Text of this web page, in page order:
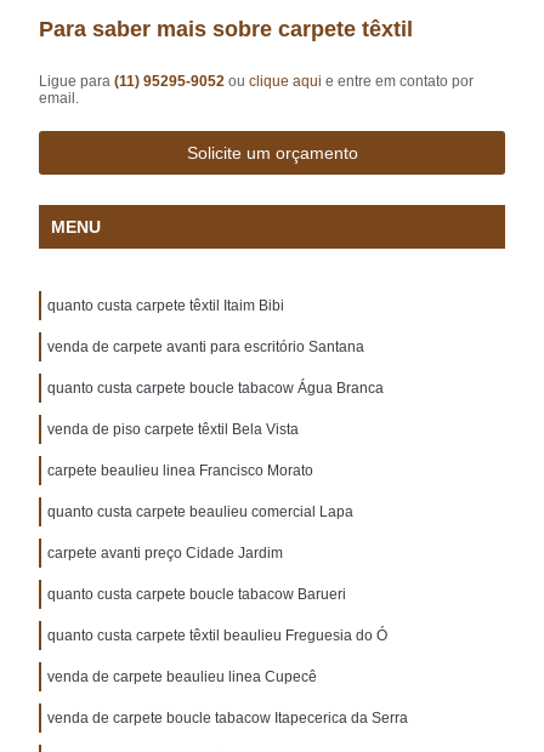
Para saber mais sobre carpete têxtil
Ligue para(11) 95295-9052ouclique aqui e entre em contato por
email.
Solicite um orçamento
MENU
quanto custa carpete têxtil Itaim Bibi
venda de carpete avanti para escritório Santana
quanto custa carpete boucle tabacow Água Branca
venda de piso carpete têxtil Bela Vista
carpete beaulieu linea Francisco Morato
quanto custa carpete beaulieu comercial Lapa
carpete avanti preço Cidade Jardim
quanto custa carpete boucle tabacow Barueri
quanto custa carpete têxtil beaulieu Freguesia do Ó
venda de carpete beaulieu linea Cupecê
venda de carpete boucle tabacow Itapecerica da Serra